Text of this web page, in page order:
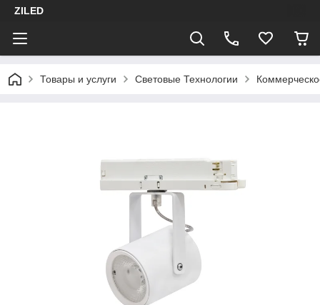
ZILED
Товары и услуги Световые Технологии